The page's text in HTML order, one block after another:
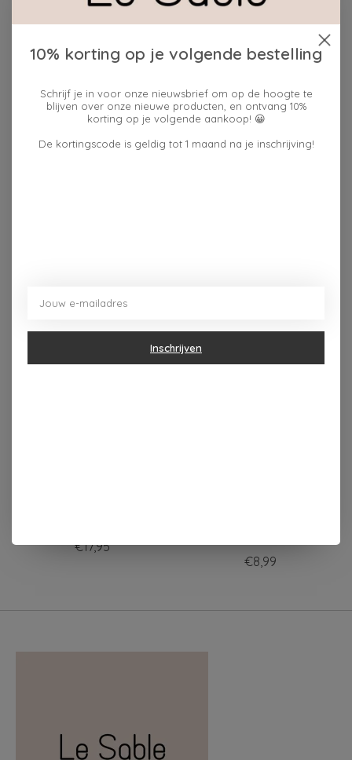
Beschrijving Reviews (0)
De servetten vierkant zijn praktisch, zacht en
eenvoudig te gebruiken tijdens gezellige momenten.Ze
passen mooi bij een intieme lunch of een warme
moederdagbrunch. Deze servetten vierkant met lieve
Dit vind je misschien ook leuk
Items van productcarrousel
€17,95
€8,99
10% korting op je volgende bestelling
Schrijf je in voor onze nieuwsbrief om op de hoogte te
blijven over onze nieuwe producten, en ontvang 10%
korting op je volgende aankoop! 😀
De kortingscode is geldig tot 1 maand na je inschrijving!
Inschrijven